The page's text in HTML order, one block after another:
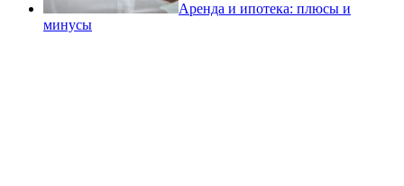
Аренда и ипотека: плюсы и
минусы